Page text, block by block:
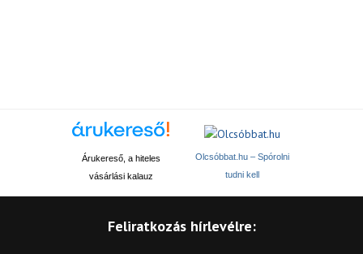
Árukereső, a hiteles
vásárlási kalauz
Olcsóbbat.hu – Spórolni
tudni kell
Feliratkozás hírlevélre: